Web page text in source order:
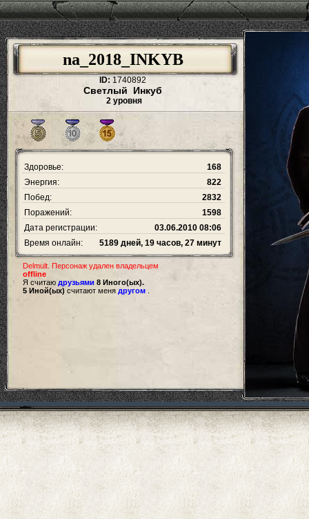
na_2018_INKYB
ID: 1740892
Светлый Инкуб
2 уровня
Здоровье:
168
Энергия:
822
Побед:
2832
Поражений:
1598
Дата регистрации:
03.06.2010 08:06
Время онлайн:
5189 дней, 19 часов, 27 минут
Delmult. Персонаж удален владельцем
offline
Я считаю друзьями 8 Иного(ых).
5 Иной(ых) считают меня другом